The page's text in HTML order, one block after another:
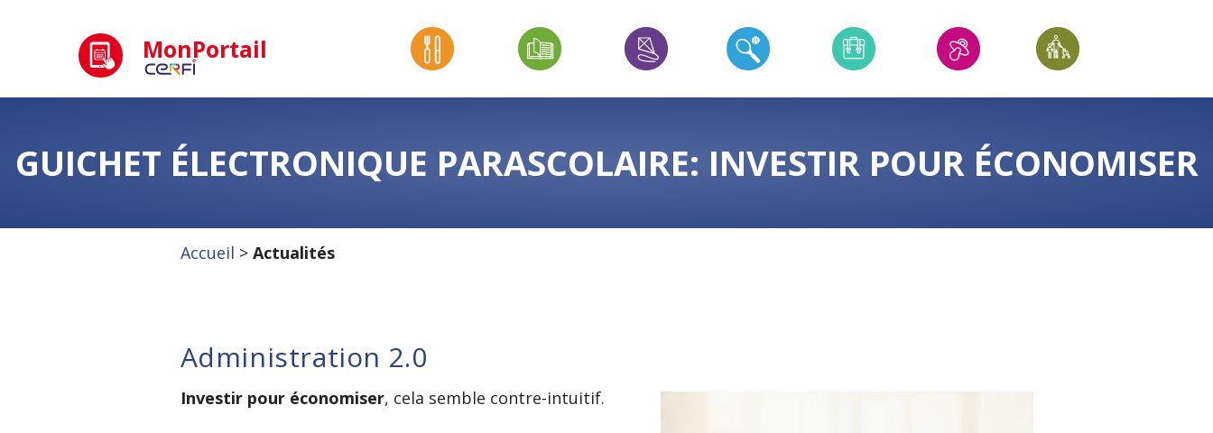
MonPortail
GUICHET ÉLECTRONIQUE PARASCOLAIRE: INVESTIR POUR ÉCONOMISER
Accueil > Actualités
Administration 2.0
Investir pour économiser, cela semble contre-intuitif.